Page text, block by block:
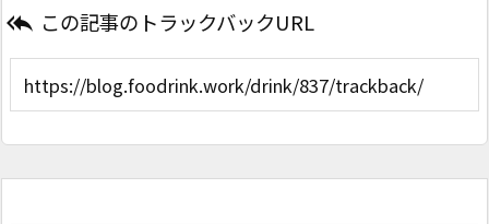
 この記事のトラックバックURL